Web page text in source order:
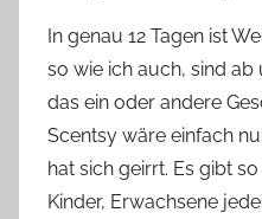
In genau 12 Tagen ist
so wie ich auch, sind
das ein oder andere
Scentsy wäre einfach
hat sich geirrt. Es gibt
Kinder, Erwachsene